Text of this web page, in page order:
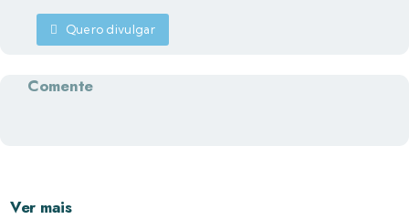
Quero divulgar
Comente
Ver mais